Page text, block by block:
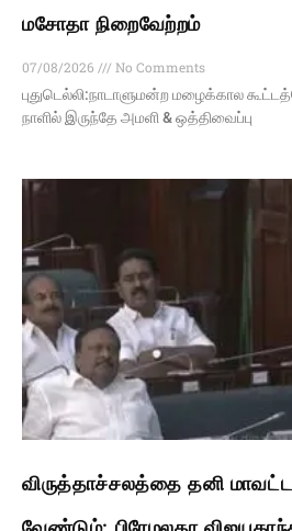
மசோதா நிறைவேற்றம்
07/08/2026
No Comments
புதுடெல்லி:நாடாளுமன்ற மழைக்கால
நாளில் இருந்தே அமளி & ஒத்திவைப்பு
விருத்தாச்சலத்தை தனி